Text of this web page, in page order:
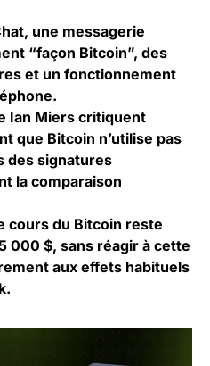
une messagerie
“façon Bitcoin”, des
et un fonctionnement
Ian Miers critiquent
que Bitcoin n’utilise pas
des signatures
la comparaison
cours du Bitcoin reste
000 $, sans réagir à cette
aux effets habituels